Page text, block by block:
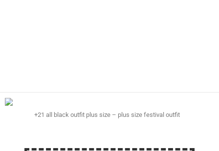
+21 all black outfit plus size – plus size festival outfit